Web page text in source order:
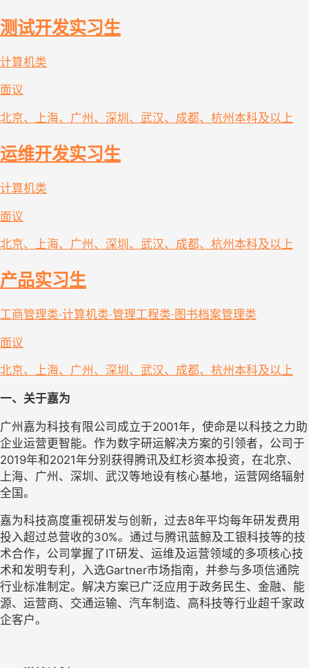
测试开发实习生
计算机类
面议
北京、上海、广州、深圳、武汉、成都、杭州 本科及以上
运维开发实习生
计算机类
面议
北京、上海、广州、深圳、武汉、成都、杭州 本科及以上
产品实习生
工商管理类·计算机类·管理工程类·图书档案管理类
面议
北京、上海、广州、深圳、武汉、成都、杭州 本科及以上
一、关于嘉为
广州嘉为科技有限公司成立于2001年，使命是以科技之力助
企业运营更智能。作为数字研运解决方案的引领者，公司于
2019年和2021年分别获得腾讯及红杉资本投资，在北京、
上海、广州、深圳、武汉等地设有核心基地，运营网络辐射
全国。
嘉为科技高度重视研发与创新，过去8年平均每年研发费用
投入超过总营收的30%。通过与腾讯蓝鲸及工银科技等的技
术合作，公司掌握了IT研发、运维及运营领域的多项核心技
术和发明专利，入选Gartner市场指南，并参与多项信通院
行业标准制定。解决方案已广泛应用于政务民生、金融、能
源、运营商、交通运输、汽车制造、高科技等行业超千家政
企客户。